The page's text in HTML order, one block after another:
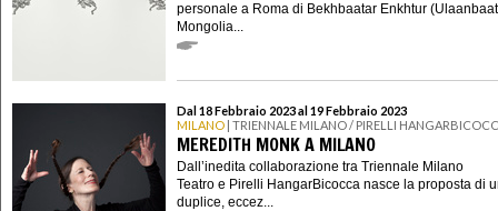
personale a Roma di Bekhbaatar Enkhtur
Mongolia...
Dal 18 Febbraio 2023 al 19 Febbraio 2023
MILANO | TRIENNALE MILANO / PIRELLI
MEREDITH MONK A MILANO
Dall’inedita collaborazione tra Triennale Milano
Teatro e Pirelli HangarBicocca nasce la proposta di
duplice, eccez...